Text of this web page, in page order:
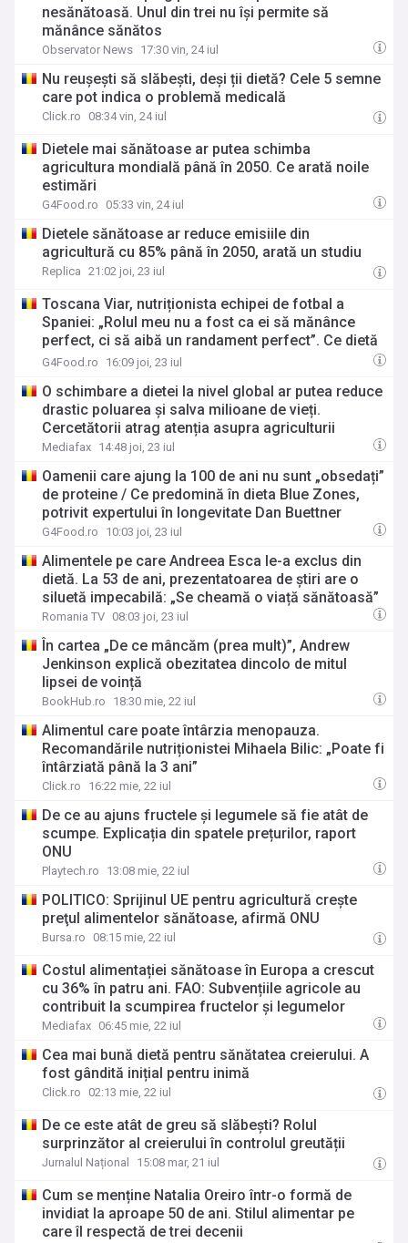
nesănătoasă. Unul din trei nu își permite să
mănânce sănătos
Observator News 17:30 vin, 24 iul
Nu reușești să slăbești, deși ții dietă? Cele 5 semne
care pot indica o problemă medicală
Click.ro 08:34 vin, 24 iul
Dietele mai sănătoase ar putea schimba
agricultura mondială până în 2050. Ce arată noile
estimări
G4Food.ro 05:33 vin, 24 iul
Dietele sănătoase ar reduce emisiile din
agricultură cu 85% până în 2050, arată un studiu
Replica 21:02 joi, 23 iul
Toscana Viar, nutriționista echipei de fotbal a
Spaniei: „Rolul meu nu a fost ca ei să mănânce
perfect, ci să aibă un randament perfect”. Ce dietă
au campionii La Furia Roja
G4Food.ro 16:09 joi, 23 iul
O schimbare a dietei la nivel global ar putea reduce
drastic poluarea și salva milioane de vieți.
Cercetătorii atrag atenția asupra agriculturii
Mediafax 14:48 joi, 23 iul
Oamenii care ajung la 100 de ani nu sunt „obsedați”
de proteine / Ce predomină în dieta Blue Zones,
potrivit expertului în longevitate Dan Buettner
G4Food.ro 10:03 joi, 23 iul
Alimentele pe care Andreea Esca le-a exclus din
dietă. La 53 de ani, prezentatoarea de știri are o
siluetă impecabilă: „Se cheamă o viață sănătoasă”
Romania TV 08:03 joi, 23 iul
În cartea „De ce mâncăm (prea mult)”, Andrew
Jenkinson explică obezitatea dincolo de mitul
lipsei de voință
BookHub.ro 18:30 mie, 22 iul
Alimentul care poate întârzia menopauza.
Recomandările nutriționistei Mihaela Bilic: „Poate fi
întârziată până la 3 ani”
Click.ro 16:22 mie, 22 iul
De ce au ajuns fructele și legumele să fie atât de
scumpe. Explicația din spatele prețurilor, raport
ONU
Playtech.ro 13:08 mie, 22 iul
POLITICO: Sprijinul UE pentru agricultură creşte
preţul alimentelor sănătoase, afirmă ONU
Bursa.ro 08:15 mie, 22 iul
Costul alimentației sănătoase în Europa a crescut
cu 36% în patru ani. FAO: Subvențiile agricole au
contribuit la scumpirea fructelor și legumelor
Mediafax 06:45 mie, 22 iul
Cea mai bună dietă pentru sănătatea creierului. A
fost gândită inițial pentru inimă
Click.ro 02:13 mie, 22 iul
De ce este atât de greu să slăbești? Rolul
surprinzător al creierului în controlul greutății
Jurnalul Național 15:08 mar, 21 iul
Cum se menține Natalia Oreiro într-o formă de
invidiat la aproape 50 de ani. Stilul alimentar pe
care îl respectă de trei decenii